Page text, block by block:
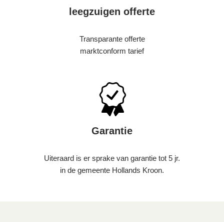
leegzuigen offerte
Transparante offerte
marktconform tarief
Garantie
Uiteraard is er sprake van garantie tot 5 jr.
in de gemeente Hollands Kroon.